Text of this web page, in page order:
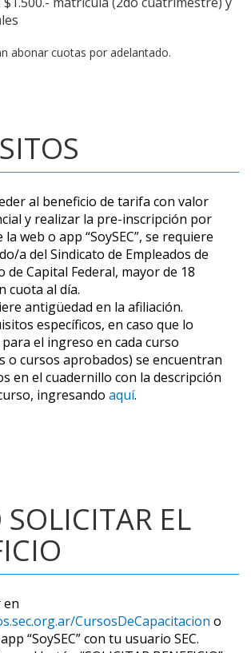
abonar cuotas por adelantado.
al beneficio de tarifa con valor
y realizar la pre-inscripción por
la web o app “SoySEC”, se requiere
a del Sindicato de Empleados de
de Capital Federal, mayor de 18
cuota al día.
antigüedad en la afiliación.
específicos, en caso que lo
el ingreso en cada curso
o cursos aprobados) se encuentran
en el cuadernillo con la descripción
ingresando aquí.
EL
en
CursosDeCapacitacion o
“SoySEC” con tu usuario SEC.